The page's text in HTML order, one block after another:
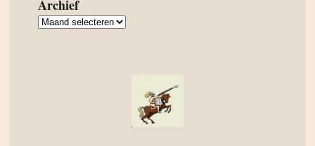
Archief
Archief